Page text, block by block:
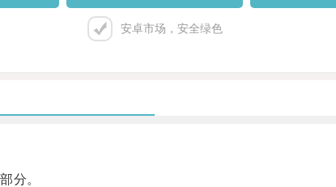
安卓市场，安全绿色
分。